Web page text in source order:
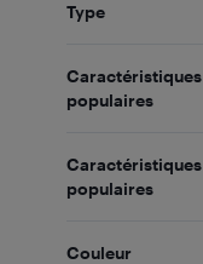
Type
Caractéristiques
populaires
Caractéristiques
populaires
Couleur